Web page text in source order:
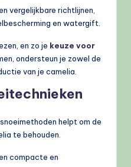
vergelijkbare richtlijnen,
en watergift.
en zo je keuze voor
ondersteun je zowel de
van je camelia.
helpt om de
te behouden.
compacte en